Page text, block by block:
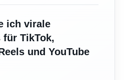
ich virale
für TikTok,
und YouTube